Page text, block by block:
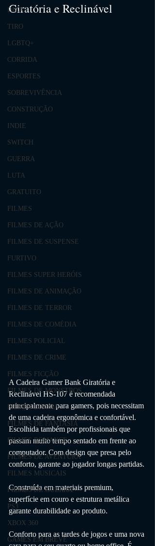
DICAS
TIRO
LGBTQ+
CORRIDA
ESPORTES
SOBREVIVÊNCIA
CONSTRUÇÃO
INDIE
SWITCH
GUERRA
LUTA
GRATUITO
FILMES
FILMES DE AÇÃO
FILMES DE SUSPENSE
FURTIVO
FILMES SUPER HERÓIS
FILMES DE ANIMAÇÃO
FILMES DE TERROR
FILMES DE COMÉDIA
FILMES POLICIAL
FILMES DE CRIME
FILMES FICÇÃO
FILMES DE MONSTROS
FILMES DRAMA
FILMES DE FANTASIA
FILMES ROMANCE
FILMES DE AVENTURA
FILMES MUSICAIS
FILMES DE GUERRA
PS3
XBOX 360
GAMES EM BREVE
Giratória e Reclinável
A Cadeira Gamer Bank Giratória e
Reclinável HS-107 é recomendada
principalmente para gamers, pois necessitam
de uma cadeira ergonômica e confortável.
Escolhida também por profissionais que
passam muito tempo sentado em frente ao
computador. Com design que presa pelo
conforto, garante ao jogador longas partidas.
Construída em materiais premium,
superfície em couro e estrutura metálica
garante durabilidade ao produto.
Conforto para as tardes de jogos e uma nova